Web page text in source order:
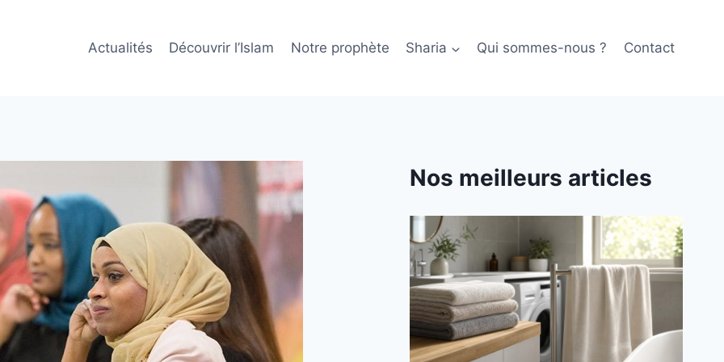
Actualités Découvrir l’Islam Notre prophète Sharia Qui sommes-nous ? Contact
Nos meilleurs articles